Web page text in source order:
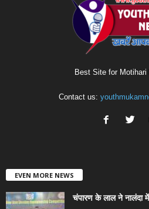
Best Site for Motihari
Contact us:
EVEN MORE NEWS
चंपारण के लाल ने नालंदा